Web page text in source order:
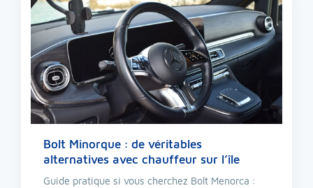
Bolt Minorque : de véritables
alternatives avec chauffeur sur l’île
Guide pratique si vous cherchez Bolt Menorca :